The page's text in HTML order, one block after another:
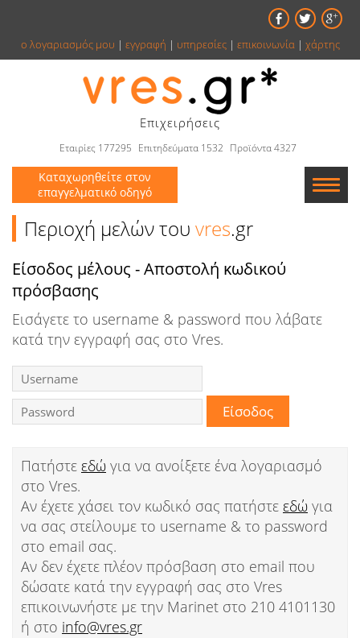
ο λογαριασμός μου | εγγραφή | υπηρεσίες| επικοινωνία| χάρτης
Επιχειρήσεις
Εταιρίες 177295 Επιτηδεύματα 1532 Προϊόντα 4327
Καταχωρηθείτε στον
επαγγελματικό οδηγό
Εταιρείες
Κατάλογος
Αγγελίες
Βιβλία
Ειδήσεις
Παιχνίδια
Ταινίες
Περιοχή μελών του vres.gr
Είσοδος μέλους - Αποστολή κωδικού
πρόσβασης
Εισάγετε το username & password που λάβατε
κατά την εγγραφή σας στο Vres.
Πατήστε εδώ για να ανοίξετε ένα λογαριασμό
στο Vres.
Αν έχετε χάσει τον κωδικό σας πατήστε εδώ για
να σας στείλουμε το username & το password
στο email σας.
Αν δεν έχετε πλέον πρόσβαση στο email που
δώσατε κατά την εγγραφή σας στο Vres
επικοινωνήστε με την Marinet στο 210 4101130
ή στο info@vres.gr